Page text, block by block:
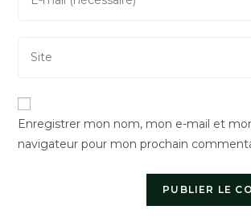
comment
your
address
l’URL
votre
site
(facultatif)
Enregistrer mon nom, mon e-mail et
navigateur pour mon prochain